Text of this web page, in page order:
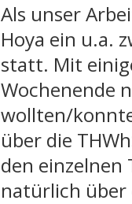
Als unser
Hoya ein u.a.
statt. Mit
Wochenende
wollten/
über die
den einzelnen
natürlich über